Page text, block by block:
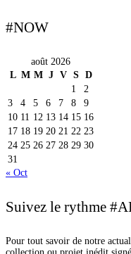
#NOW
août 2026
L M M J V S D
1
2
3
4 5 6 7 8
9
10 11 12 13 14 15 16
17 18 19 20 21 22 23
24 25 26 27 28 29 30
31
« Oct
Suivez le rythme
Pour tout savoir de notre